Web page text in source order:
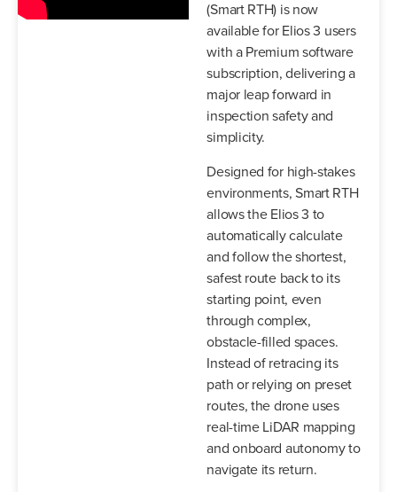
(Smart RTH) is now
available for Elios 3 users
with a Premium software
subscription, delivering a
major leap forward in
inspection safety and
simplicity.
Designed for high-stakes
environments, Smart RTH
allows the Elios 3 to
automatically calculate
and follow the shortest,
safest route back to its
starting point, even
through complex,
obstacle-filled spaces.
Instead of retracing its
path or relying on preset
routes, the drone uses
real-time LiDAR mapping
and onboard autonomy to
navigate its return.